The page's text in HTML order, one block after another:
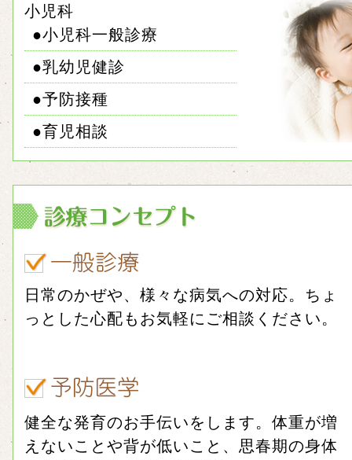
小児科
●小児科一般診療
●乳幼児健診
●予防接種
●育児相談
日常のかぜや、様々な病気への対応。ちょ
っとした心配もお気軽にご相談ください。
健全な発育のお手伝いをします。体重が増
えないことや背が低いこと、思春期の身体